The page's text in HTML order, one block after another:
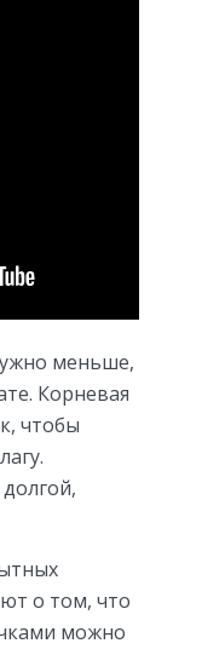
меньше,
Корневая
чтобы
о том, что
можно